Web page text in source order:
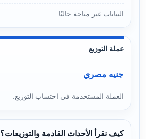
البيانات غير متاحة حاليًا.
عملة التوزيع
جنيه مصري
العملة المستخدمة في احتساب التوزيع.
كيف نقرأ الأحداث القادمة والتوزيعات؟